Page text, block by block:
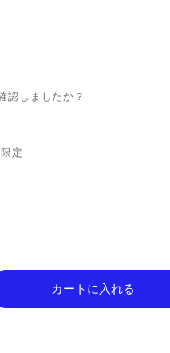
認しましたか？
定
カートに入れる